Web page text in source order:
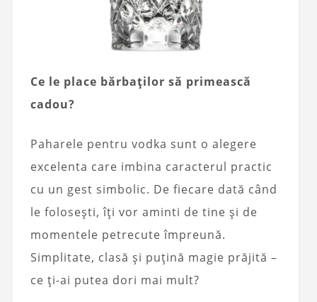
Ce le place bărbaților să primească
cadou?
Paharele pentru vodka sunt o alegere
excelenta care imbina caracterul practic
cu un gest simbolic. De fiecare dată când
le folosești, îți vor aminti de tine și de
momentele petrecute împreună.
Simplitate, clasă și puțină magie prăjită –
ce ți-ai putea dori mai mult?